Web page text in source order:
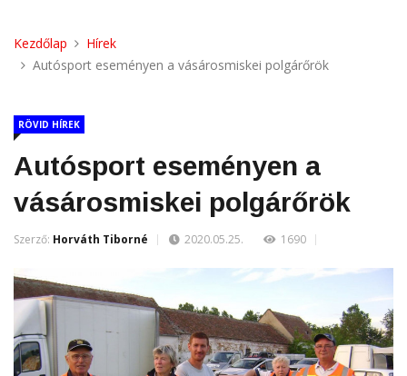
Kezdőlap
Hírek
Autósport eseményen a vásárosmiskei polgárőrök
RÖVID HÍREK
Autósport eseményen a
vásárosmiskei polgárőrök
Szerző: Horváth Tiborné 2020.05.25. 1690